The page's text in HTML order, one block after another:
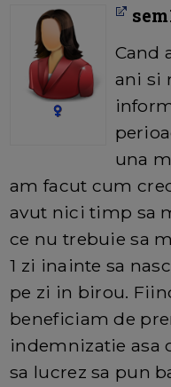
Cand
ani si
una
am facut cum
avut nici timp sa
ce nu trebuie sa
1 zi inainte sa
pe zi in birou.
beneficiam de
indemnizatie asa
sa lucrez sa pun